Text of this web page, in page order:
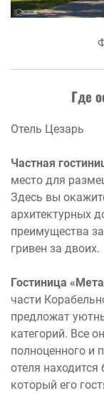
Где
Отель Цезарь
Частная
место для
Здесь вы
архитектурных
преимущества
гривен за двоих.
Гостиница
части
предложат
категорий. Все
полноценного и
отеля находится
который его